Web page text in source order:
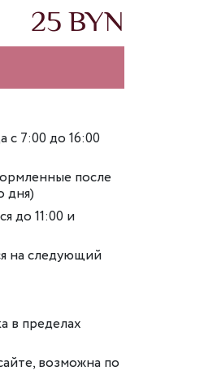
25BYN
с 7:00 до 16:00
после
дня)
до 11:00 и
на следующий
в пределах
возможна по